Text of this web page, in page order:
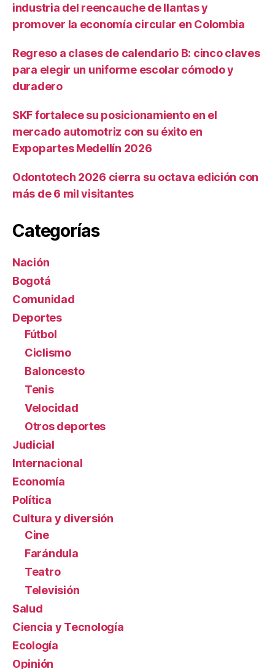
industria del reencauche de llantas y
promover la economía circular en Colombia
Regreso a clases de calendario B: cinco claves
para elegir un uniforme escolar cómodo y
duradero
SKF fortalece su posicionamiento en el
mercado automotriz con su éxito en
Expopartes Medellín 2026
Odontotech 2026 cierra su octava edición con
más de 6 mil visitantes
Categorías
Nación
Bogotá
Comunidad
Deportes
Fútbol
Ciclismo
Baloncesto
Tenis
Velocidad
Otros deportes
Judicial
Internacional
Economía
Política
Cultura y diversión
Cine
Farándula
Teatro
Televisión
Salud
Ciencia y Tecnología
Ecología
Opinión